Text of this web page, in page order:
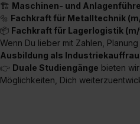
🏗️ Maschinen- und
🔩 Fachkraft für Metalltechnik
📦 Fachkraft für Lagerlogistik
Wenn Du lieber mit Zahlen,
Ausbildung als
👉 Duale Studiengänge bieten
Möglichkeiten, Dich